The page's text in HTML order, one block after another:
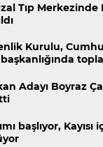
Tıp Merkezinde
Kurulu,
Adayı Boyraz
başlıyor, Kayısı